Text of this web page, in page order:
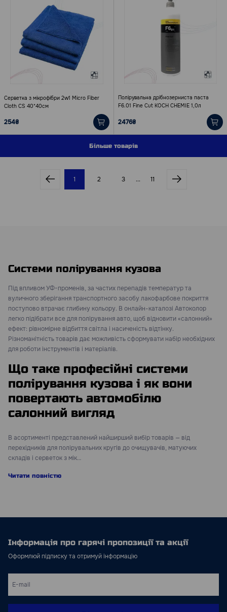
Серветка з мікрофібри 2w1 Micro Fiber
Cloth CS 40*40см
254₴
Полірувальна дрібнозерниста паста
F6.01 Fine Cut KOCH CHEMIE 1,0л
2476₴
Більше товарів
1 2 3 ... 11
Системи полірування кузова
Під впливом УФ-променів, за частих перепадів температур та
вуличного зберігання транспортного засобу лакофарбове покриття
поступово втрачає глибину кольору. В онлайн-каталозі Автоколор
легко підібрати все для полірування авто, щоб відновити «салонний»
ефект: рівномірне відбиття світла і насиченість відтінку.
Різноманітність товарів дає можливість сформувати набір необхідних
для роботи інструментів і матеріалів.
Що таке професійні системи
полірування кузова і як вони
повертають автомобілю
салонний вигляд
В асортименті представлений найширший вибір товарів — від
перехідників для полірувальних кругів до очищувачів, матуючих
складів і серветок з мік…
Читати повністю
Інформація про гарячі пропозиції та акції
Оформлюй підписку та отримуй інформацію